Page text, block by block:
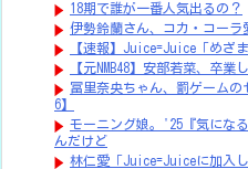
18期で誰が一番人気出るの？
伊勢鈴蘭さん、コカ・コーラ
【速報】Juice=Juice「めざ
【元NMB48】安部若菜、卒業
冨里奈央ちゃん、罰ゲーム
6】
モーニング娘。'25『気にな
んだけど
林仁愛「Juice=Juiceに加入